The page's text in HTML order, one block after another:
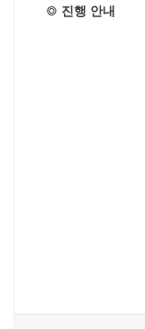
진행 안내